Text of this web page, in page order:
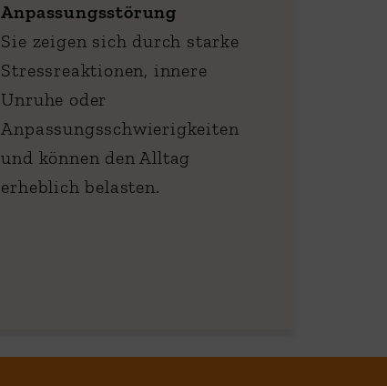
Anpassungsstörung
Sie zeigen sich durch starke
Stressreaktionen, innere
Unruhe oder
Anpassungsschwierigkeiten
und können den Alltag
erheblich belasten.